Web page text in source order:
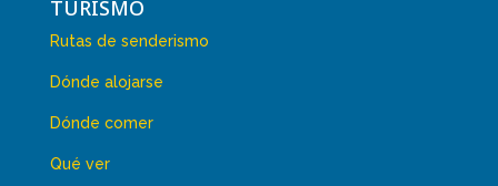
TURISMO
Rutas de senderismo
Dónde alojarse
Dónde comer
Qué ver